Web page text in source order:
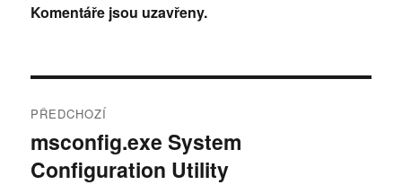
Komentáře jsou uzavřeny.
navigation
PŘEDCHOZÍ
Předchozí
příspěvek:
msconfig.exe System
Configuration Utility